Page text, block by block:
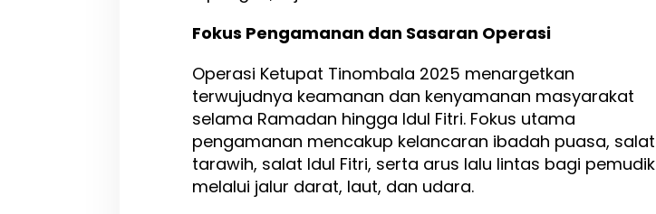
a
a
2
0
2
5
u
t
Fokus Pengamanan dan Sasaran Operasi
Operasi Ketupat Tinombala 2025 menargetkan
terwujudnya keamanan dan kenyamanan masyarakat
selama Ramadan hingga Idul Fitri. Fokus utama
pengamanan mencakup kelancaran ibadah puasa, salat
tarawih, salat Idul Fitri, serta arus lalu lintas bagi pemudik
melalui jalur darat, laut, dan udara.